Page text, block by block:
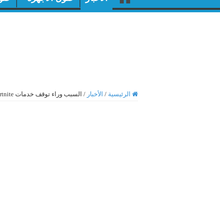
الرئيسية / الأخبار / السبب وراء توقف خدمات Fortnite وAlexa وSnapchat وغيرها